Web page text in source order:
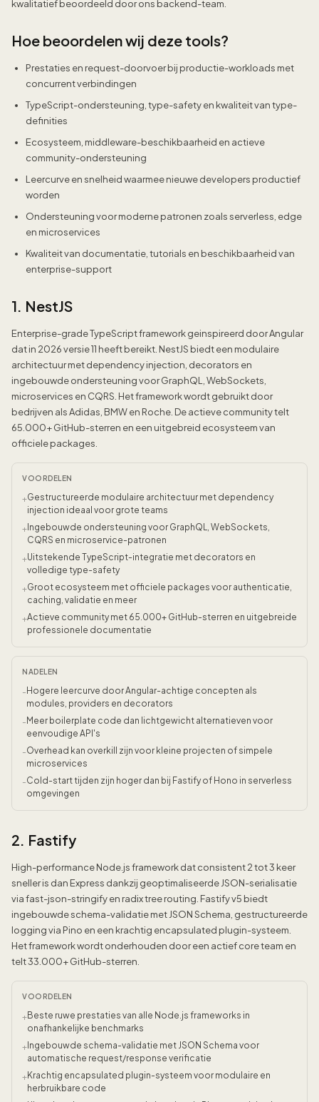
kwalitatief beoordeeld door ons backend-team.
Hoe beoordelen wij deze tools?
Prestaties en request-doorvoer bij productie-workloads met
concurrent verbindingen
TypeScript-ondersteuning, type-safety en kwaliteit van type-
definities
Ecosysteem, middleware-beschikbaarheid en actieve
community-ondersteuning
Leercurve en snelheid waarmee nieuwe developers productief
worden
Ondersteuning voor moderne patronen zoals serverless, edge
en microservices
Kwaliteit van documentatie, tutorials en beschikbaarheid van
enterprise-support
1. NestJS
Enterprise-grade TypeScript framework geinspireerd door Angular
dat in 2026 versie 11 heeft bereikt. NestJS biedt een modulaire
architectuur met dependency injection, decorators en
ingebouwde ondersteuning voor GraphQL, WebSockets,
microservices en CQRS. Het framework wordt gebruikt door
bedrijven als Adidas, BMW en Roche. De actieve community telt
65.000+ GitHub-sterren en een uitgebreid ecosysteem van
officiele packages.
VOORDELEN
+Gestructureerde modulaire architectuur met dependency
injection ideaal voor grote teams
+ Ingebouwde ondersteuning voor GraphQL, WebSockets,
CQRS en microservice-patronen
+Uitstekende TypeScript-integratie met decorators en
volledige type-safety
+Groot ecosysteem met officiele packages voor authenticatie,
caching, validatie en meer
+Actieve community met 65.000+ GitHub-sterren en uitgebreide
professionele documentatie
NADELEN
- Hogere leercurve door Angular-achtige concepten als
modules, providers en decorators
- Meer boilerplate code dan lichtgewicht alternatieven voor
eenvoudige API's
-Overhead kan overkill zijn voor kleine projecten of simpele
microservices
-Cold-start tijden zijn hoger dan bij Fastify of Hono in serverless
omgevingen
2. Fastify
High-performance Node.js framework dat consistent 2 tot 3 keer
sneller is dan Express dankzij geoptimaliseerde JSON-serialisatie
via fast-json-stringify en radix tree routing. Fastify v5 biedt
ingebouwde schema-validatie met JSON Schema, gestructureerde
logging via Pino en een krachtig encapsulated plugin-systeem.
Het framework wordt onderhouden door een actief core team en
telt 33.000+ GitHub-sterren.
VOORDELEN
+Beste ruwe prestaties van alle Node.js frameworks in
onafhankelijke benchmarks
+ Ingebouwde schema-validatie met JSON Schema voor
automatische request/response verificatie
+Krachtig encapsulated plugin-systeem voor modulaire en
herbruikbare code